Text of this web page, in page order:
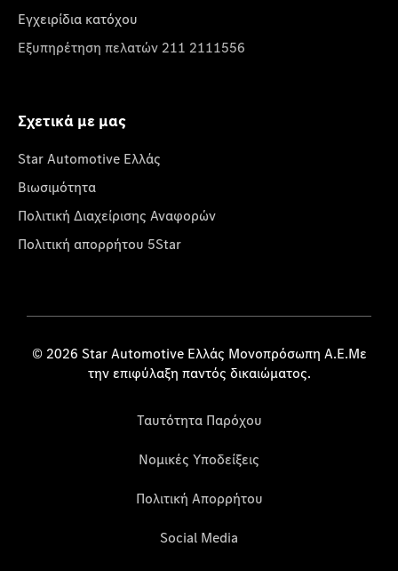
Εγχειρίδια κατόχου
Εξυπηρέτηση πελατών 211 2111556
Σχετικά με μας
Star Automotive Ελλάς
Βιωσιμότητα
Πολιτική Διαχείρισης Αναφορών
Πολιτική απορρήτου 5Star
© 2026 Star Automotive Ελλάς Μονοπρόσωπη Α.Ε.Με
την επιφύλαξη παντός δικαιώματος.
Ταυτότητα Παρόχου
Νομικές Υποδείξεις
Πολιτική Απορρήτου
Social Media